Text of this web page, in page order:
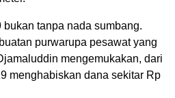
tanpa nada sumbang.
purwarupa pesawat yang
mengemukakan, dari
menghabiskan dana sekitar Rp